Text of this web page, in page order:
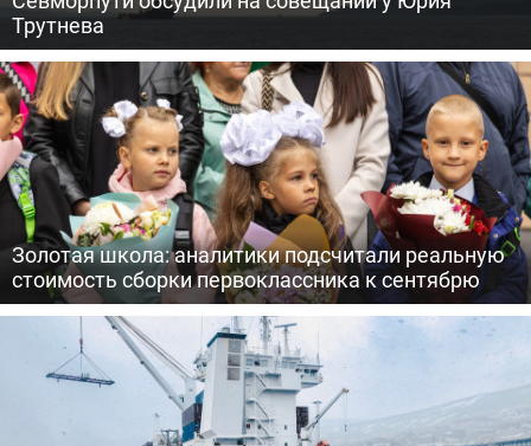
Трутнева
Золотая школа: аналитики подсчитали реальную
стоимость сборки первоклассника к сентябрю